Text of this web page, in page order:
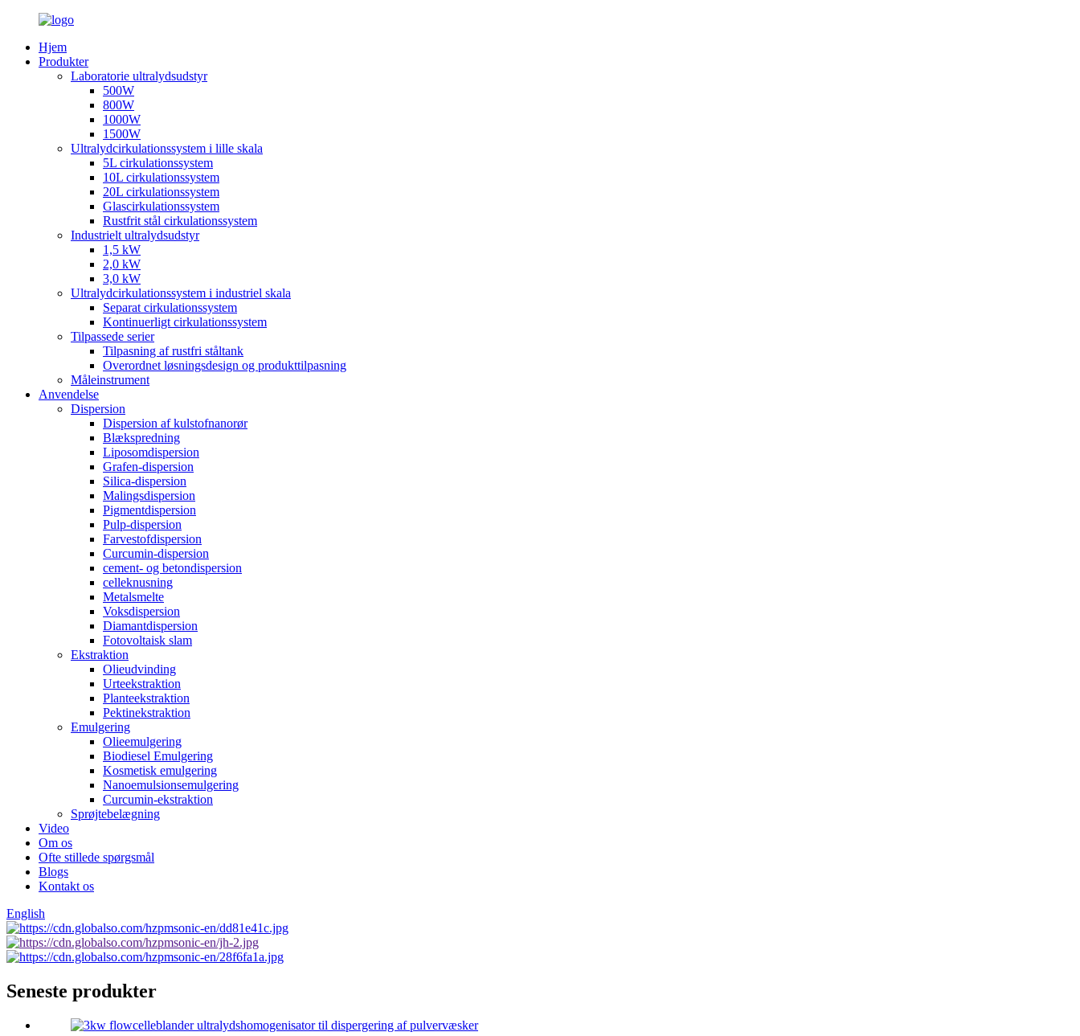
Hjem
Produkter
Laboratorie ultralydsudstyr
500W
800W
1000W
1500W
Ultralydcirkulationssystem i lille skala
5L cirkulationssystem
10L cirkulationssystem
20L cirkulationssystem
Glascirkulationssystem
Rustfrit stål cirkulationssystem
Industrielt ultralydsudstyr
1,5 kW
2,0 kW
3,0 kW
Ultralydcirkulationssystem i industriel skala
Separat cirkulationssystem
Kontinuerligt cirkulationssystem
Tilpassede serier
Tilpasning af rustfri ståltank
Overordnet løsningsdesign og produkttilpasning
Måleinstrument
Anvendelse
Dispersion
Dispersion af kulstofnanorør
Blækspredning
Liposomdispersion
Grafen-dispersion
Silica-dispersion
Malingsdispersion
Pigmentdispersion
Pulp-dispersion
Farvestofdispersion
Curcumin-dispersion
cement- og betondispersion
celleknusning
Metalsmelte
Voksdispersion
Diamantdispersion
Fotovoltaisk slam
Ekstraktion
Olieudvinding
Urteekstraktion
Planteekstraktion
Pektinekstraktion
Emulgering
Olieemulgering
Biodiesel Emulgering
Kosmetisk emulgering
Nanoemulsionsemulgering
Curcumin-ekstraktion
Sprøjtebelægning
Video
Om os
Ofte stillede spørgsmål
Blogs
Kontakt os
English
Seneste produkter